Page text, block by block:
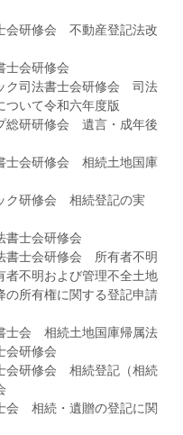
会研修会 不動産登記法改
会研修会
ク司法書士会研修会 司法
ついて令和六年度版
総研研修会 遺言・成年後
士会研修会 相続土地国庫
ク研修会 相続登記の実
士会研修会
書士会研修会 所有者不明
者不明および管理不全土地
の所有権に関する登記申請
士会 相続土地国庫帰属法
会研修会
会研修会 相続登記（相続
会 相続・遺贈の登記に関